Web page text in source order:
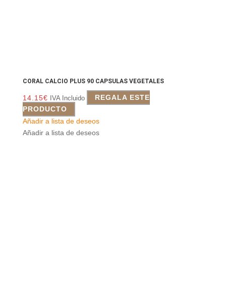
CORAL CALCIO PLUS 90 CAPSULAS VEGETALES
14.15€ IVA Incluido
REGALA ESTE
PRODUCTO
Añadir a lista de deseos
Añadir a lista de deseos